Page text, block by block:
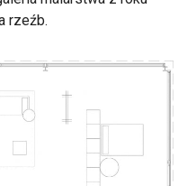
rzeźb.